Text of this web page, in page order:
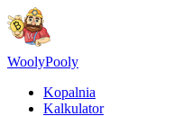
WoolyPooly
Kopalnia
Kalkulator